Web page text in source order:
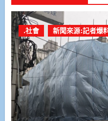
.社會 新聞來源:記者爆